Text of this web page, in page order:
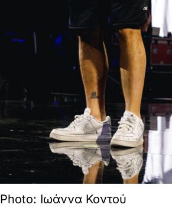
Photo: Ιωάννα Κοντού